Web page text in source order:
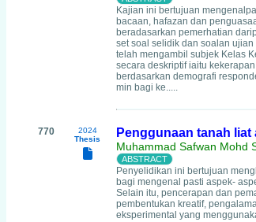
Kajian ini bertujuan
bacaan, hafazan dan
beradasarkan pemerhatian
set soal selidik dan soalan
telah mengambil subjek Kelas
secara deskriptif iaitu
berdasarkan demografi
min bagi ke.....
770
2024
Thesis
Penggunaan tanah
Muhammad Safwan Mohd
Penyelidikan ini bertujuan
bagi mengenal pasti aspek-
Selain itu, pencerapan dan
pembentukan kreatif,
eksperimental yang